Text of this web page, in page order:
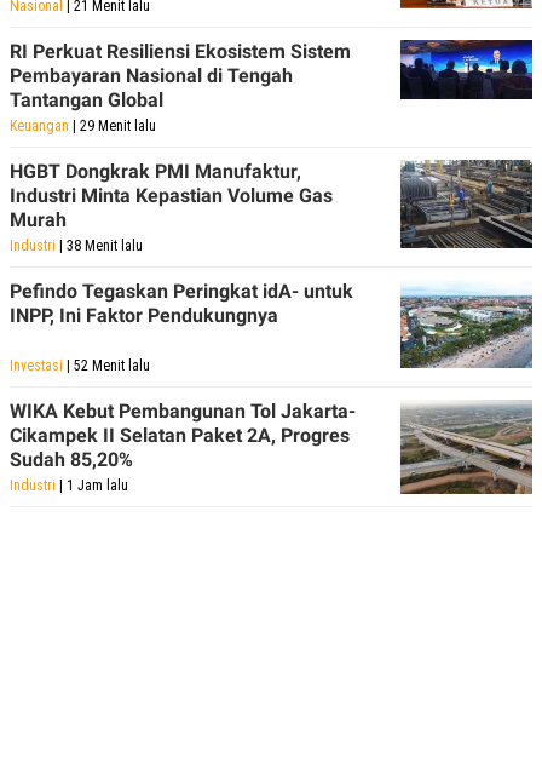
Nasional | 21 Menit lalu
RI Perkuat Resiliensi Ekosistem Sistem
Pembayaran Nasional di Tengah
Tantangan Global
Keuangan | 29 Menit lalu
HGBT Dongkrak PMI Manufaktur,
Industri Minta Kepastian Volume Gas
Murah
Industri | 38 Menit lalu
Pefindo Tegaskan Peringkat idA- untuk
INPP, Ini Faktor Pendukungnya
Investasi | 52 Menit lalu
WIKA Kebut Pembangunan Tol Jakarta-
Cikampek II Selatan Paket 2A, Progres
Sudah 85,20%
Industri | 1 Jam lalu